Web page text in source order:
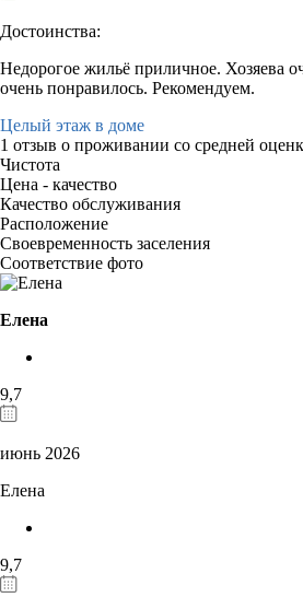
Достоинства:
Недорогое жильё приличное. Хозяева
очень понравилось. Рекомендуем.
Целый этаж в доме
1 отзыв о проживании со средней
Чистота
Цена - качество
Качество обслуживания
Расположение
Своевременность заселения
Соответствие фото
Елена
9,7
июнь 2026
Елена
9,7